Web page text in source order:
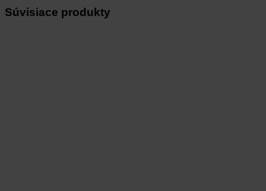
Súvisiace produkty